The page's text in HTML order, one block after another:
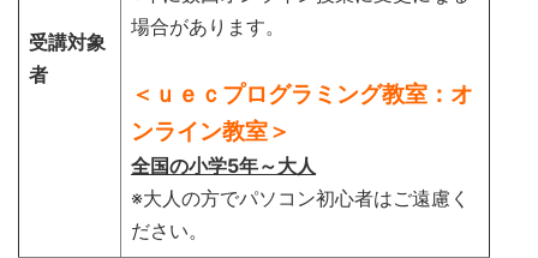
受講対象
者
場合があります。
＜ｕｅｃプログラミング教室：オ
ンライン教室＞
全国の小学5年～大人
※大人の方でパソコン初心者はご遠慮く
ださい。